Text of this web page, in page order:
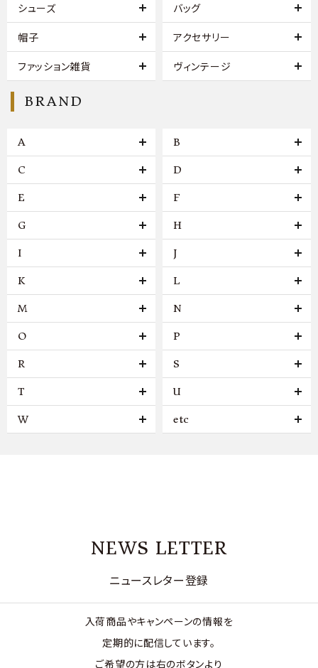
シューズ バッグ
帽子 アクセサリー
ファッション雑貨 ヴィンテージ
BRAND
A B
C D
E F
G H
I J
K L
M N
O P
R S
T U
W etc
NEWS LETTER
ニュースレター登録
入荷商品やキャンペーンの情報を
定期的に配信しています。
ご希望の方は右のボタンより